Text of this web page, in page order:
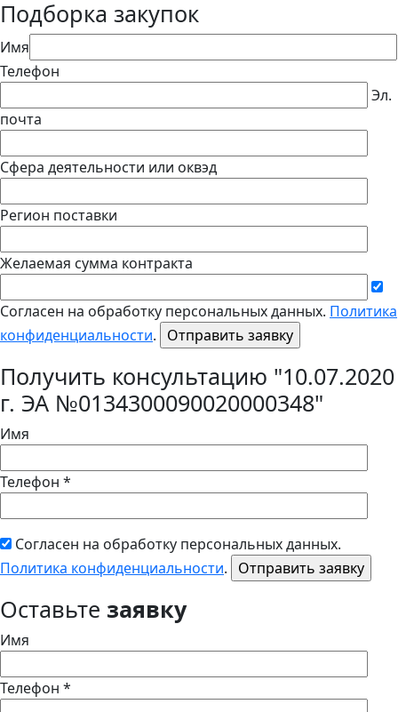
Подборка закупок
Имя
Телефон
Эл.
почта
Сфера деятельности или оквэд
Регион поставки
Желаемая сумма контракта
Согласен на обработку персональных данных. Политика
конфиденциальности.
Получить консультацию "10.07.2020
г. ЭА №0134300090020000348"
Имя
Телефон *
Согласен на обработку персональных данных.
Политика конфиденциальности.
Оставьте заявку
Имя
Телефон *